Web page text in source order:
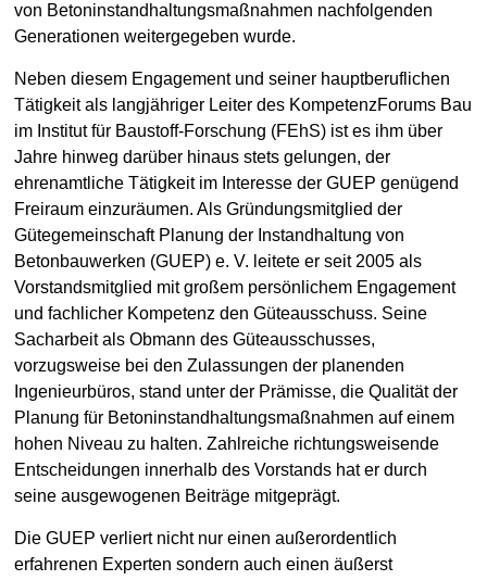
von Betoninstandhaltungsmaßnahmen nachfolgenden
Generationen weitergegeben wurde.
Neben diesem Engagement und seiner hauptberuflichen
Tätigkeit als langjähriger Leiter des KompetenzForums Bau
im Institut für Baustoff-Forschung (FEhS) ist es ihm über
Jahre hinweg darüber hinaus stets gelungen, der
ehrenamtliche Tätigkeit im Interesse der GUEP genügend
Freiraum einzuräumen. Als Gründungsmitglied der
Gütegemeinschaft Planung der Instandhaltung von
Betonbauwerken (GUEP) e. V. leitete er seit 2005 als
Vorstandsmitglied mit großem persönlichem Engagement
und fachlicher Kompetenz den Güteausschuss. Seine
Sacharbeit als Obmann des Güteausschusses,
vorzugsweise bei den Zulassungen der planenden
Ingenieurbüros, stand unter der Prämisse, die Qualität der
Planung für Betoninstandhaltungsmaßnahmen auf einem
hohen Niveau zu halten. Zahlreiche richtungsweisende
Entscheidungen innerhalb des Vorstands hat er durch
seine ausgewogenen Beiträge mitgeprägt.
Die GUEP verliert nicht nur einen außerordentlich
erfahrenen Experten sondern auch einen äußerst